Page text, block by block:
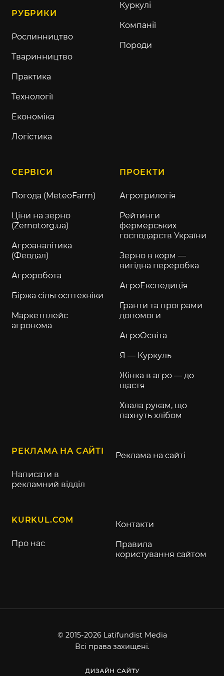
РУБРИКИ
Рослинництво
Тваринництво
Практика
Технології
Економіка
Логістика
Куркулі
Компанії
Породи
СЕРВІСИ
Погода (MeteoFarm)
Ціни на зерно
(Zernotorg.ua)
Агроаналітика
(Феодал)
Агроробота
Біржа сільгосптехніки
Маркетплейс
агронома
ПРОЕКТИ
Агротрилогія
Рейтинги
фермерських
господарств України
Зерно в корм —
вигідна переробка
АгроЕкспедиція
Гранти та програми
допомоги
АгроОсвіта
Я — Куркуль
Жінка в агро — до
щастя
Хвала рукам, що
пахнуть хлібом
РЕКЛАМА НА САЙТІ
Написати в
рекламний відділ
Реклама на сайті
KURKUL.COM
Про нас
Контакти
Правила
користування сайтом
© 2015-2026 Latifundist Media
Всі права захищені.